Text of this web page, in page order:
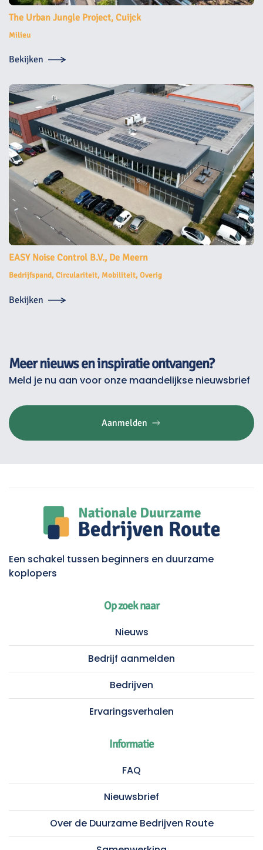
The Urban Jungle Project, Cuijck
Milieu
Bekijken
EASY Noise Control B.V., De Meern
Bedrijfspand, Circulariteit, Mobiliteit, Overig
Bekijken
Meer nieuws en inspiratie ontvangen?
Meld je nu aan voor onze maandelijkse nieuwsbrief
Aanmelden
Een schakel tussen beginners en duurzame
koplopers
Op zoek naar
Nieuws
Bedrijf aanmelden
Bedrijven
Ervaringsverhalen
Informatie
FAQ
Nieuwsbrief
Over de Duurzame Bedrijven Route